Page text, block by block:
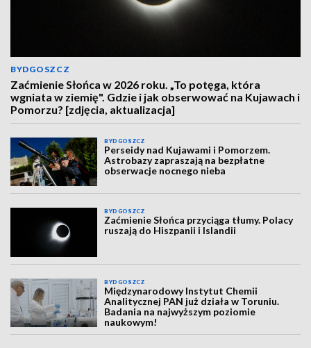
BYDGOSZCZ
Zaćmienie Słońca w 2026 roku. „To potęga, która
wgniata w ziemię". Gdzie i jak obserwować na Kujawach i
Pomorzu? [zdjęcia, aktualizacja]
BYDGOSZCZ
Perseidy nad Kujawami i Pomorzem.
Astrobazy zapraszają na bezpłatne
obserwacje nocnego nieba
BYDGOSZCZ
Zaćmienie Słońca przyciąga tłumy. Polacy
ruszają do Hiszpanii i Islandii
BYDGOSZCZ
Międzynarodowy Instytut Chemii
Analitycznej PAN już działa w Toruniu.
Badania na najwyższym poziomie
naukowym!